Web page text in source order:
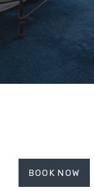
BOOK NOW